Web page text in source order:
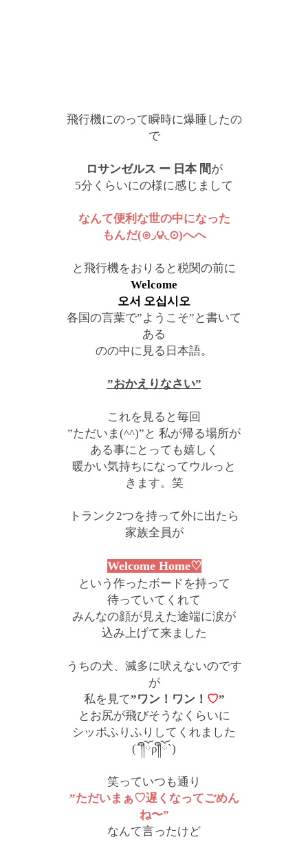
飛行機にのって瞬時に爆睡したの
で
ロサンゼルス ー 日本 間が
5分くらいにの様に感じまして
なんて便利な世の中になった
もんだ(⊙◞౪◟⊙)へへ
と飛行機をおりると税関の前に
Welcome
오서 오십시오
各国の言葉で”ようこそ”と書いて
ある
のの中に見る日本語。
”おかえりなさい”
これを見ると毎回
”ただいま(^^)”と 私が帰る場所が
ある事にとっても嬉しく
暖かい気持ちになってウルっと
きます。笑
トランク2つを持って外に出たら
家族全員が
Welcome Home♡
という作ったボードを持って
待っていてくれて
みんなの顔が見えた途端に涙が
込み上げて来ました
うちの犬、滅多に吠えないのです
が
私を見て”ワン！ワン！ ♡”
とお尻が飛びそうなくらいに
シッポふりふりしてくれました
(´༎ຶོρ༎ຶོ`)
笑っていつも通り
”ただいまぁ♡遅くなってごめん
ね〜”
なんて言ったけど